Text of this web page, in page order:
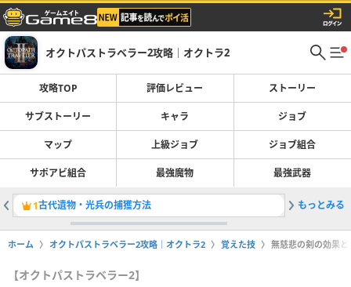
オクトパストラベラー2攻略｜オクトラ2
攻略TOP 評価レビュー ストーリー
サブストーリー キャラ ジョブ
マップ 上級ジョブ ジョブ組合
サポアビ組合 最強魔物 最強武器
1古代遺物・光兵の捕獲方法 2ストー
もっとみる
ホーム オクトパストラベラー2攻略｜オクトラ2 覚えた技 無慈悲の剣の効果
【オクトパストラベラー2】